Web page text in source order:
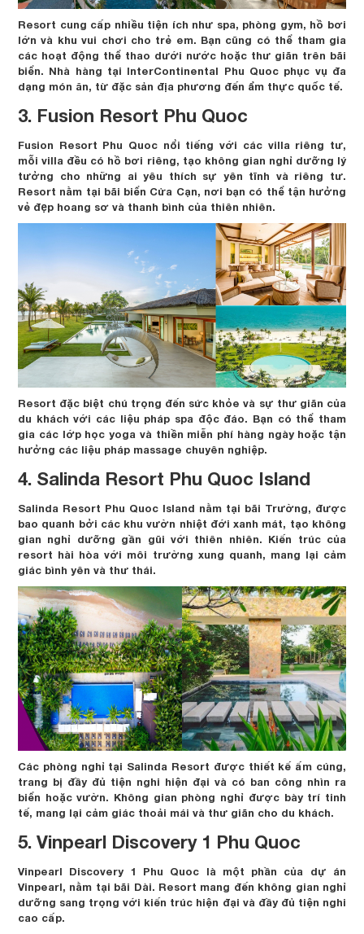
Resort cung cấp nhiều tiện ích như spa, phòng gym, hồ bơi
lớn và khu vui chơi cho trẻ em. Bạn cũng có thể tham gia
các hoạt động thể thao dưới nước hoặc thư giãn trên bãi
biển. Nhà hàng tại InterContinental Phu Quoc phục vụ đa
dạng món ăn, từ đặc sản địa phương đến ẩm thực quốc tế.
3. Fusion Resort Phu Quoc
Fusion Resort Phu Quoc nổi tiếng với các villa riêng tư,
mỗi villa đều có hồ bơi riêng, tạo không gian nghỉ dưỡng lý
tưởng cho những ai yêu thích sự yên tĩnh và riêng tư.
Resort nằm tại bãi biển Cửa Cạn, nơi bạn có thể tận hưởng
vẻ đẹp hoang sơ và thanh bình của thiên nhiên.
Resort đặc biệt chú trọng đến sức khỏe và sự thư giãn của
du khách với các liệu pháp spa độc đáo. Bạn có thể tham
gia các lớp học yoga và thiền miễn phí hàng ngày hoặc tận
hưởng các liệu pháp massage chuyên nghiệp.
4. Salinda Resort Phu Quoc Island
Salinda Resort Phu Quoc Island nằm tại bãi Trường, được
bao quanh bởi các khu vườn nhiệt đới xanh mát, tạo không
gian nghỉ dưỡng gần gũi với thiên nhiên. Kiến trúc của
resort hài hòa với môi trường xung quanh, mang lại cảm
giác bình yên và thư thái.
Các phòng nghỉ tại Salinda Resort được thiết kế ấm cúng,
trang bị đầy đủ tiện nghi hiện đại và có ban công nhìn ra
biển hoặc vườn. Không gian phòng nghỉ được bày trí tinh
tế, mang lại cảm giác thoải mái và thư giãn cho du khách.
5. Vinpearl Discovery 1 Phu Quoc
Vinpearl Discovery 1 Phu Quoc là một phần của dự án
Vinpearl, nằm tại bãi Dài. Resort mang đến không gian nghỉ
dưỡng sang trọng với kiến trúc hiện đại và đầy đủ tiện nghi
cao cấp.